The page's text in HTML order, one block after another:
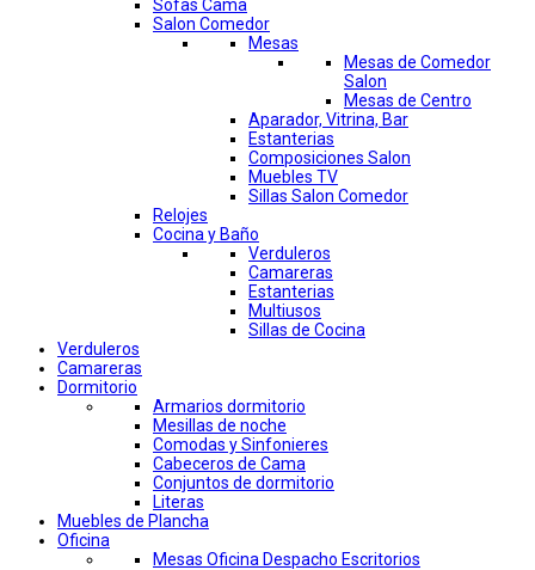
Sofas Cama
Salon Comedor
Mesas
Mesas de Comedor
Salon
Mesas de Centro
Aparador, Vitrina, Bar
Estanterias
Composiciones Salon
Muebles TV
Sillas Salon Comedor
Relojes
Cocina y Baño
Verduleros
Camareras
Estanterias
Multiusos
Sillas de Cocina
Verduleros
Camareras
Dormitorio
Armarios dormitorio
Mesillas de noche
Comodas y Sinfonieres
Cabeceros de Cama
Conjuntos de dormitorio
Literas
Muebles de Plancha
Oficina
Mesas Oficina Despacho Escritorios